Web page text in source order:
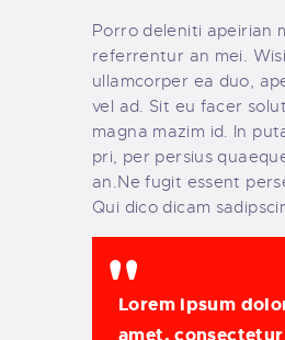
Porro deleniti apeirian
referrentur an mei.
ullamcorper ea duo,
vel ad. Sit eu facer
magna mazim id. In
pri, per persius
an.Ne fugit essent
Qui dico dicam
Lorem ipsum
amet, consectetur